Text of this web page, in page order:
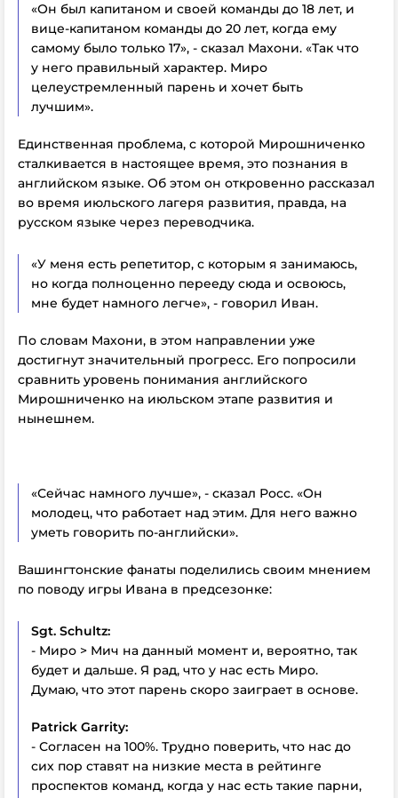
«Он был капитаном и своей команды до 18 лет, и
вице-капитаном команды до 20 лет, когда ему
самому было только 17», - сказал Махони. «Так что
у него правильный характер. Миро
целеустремленный парень и хочет быть
лучшим».
Единственная проблема, с которой Мирошниченко
сталкивается в настоящее время, это познания в
английском языке. Об этом он откровенно рассказал
во время июльского лагеря развития, правда, на
русском языке через переводчика.
«У меня есть репетитор, с которым я занимаюсь,
но когда полноценно перееду сюда и освоюсь,
мне будет намного легче», - говорил Иван.
По словам Махони, в этом направлении уже
достигнут значительный прогресс. Его попросили
сравнить уровень понимания английского
Мирошниченко на июльском этапе развития и
нынешнем.
«Сейчас намного лучше», - сказал Росс. «Он
молодец, что работает над этим. Для него важно
уметь говорить по-английски».
Вашингтонские фанаты поделились своим мнением
по поводу игры Ивана в предсезонке:
Sgt. Schultz:
- Миро > Мич на данный момент и, вероятно, так
будет и дальше. Я рад, что у нас есть Миро.
Думаю, что этот парень скоро заиграет в основе.
Patrick Garrity:
- Согласен на 100%. Трудно поверить, что нас до
сих пор ставят на низкие места в рейтинге
проспектов команд, когда у нас есть такие парни,